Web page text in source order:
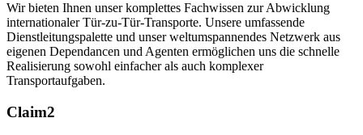
Wir bieten Ihnen unser komplettes Fachwissen zur Abwicklung
internationaler Tür-zu-Tür-Transporte. Unsere umfassende
Dienstleitungspalette und unser weltumspannendes Netzwerk aus
eigenen Dependancen und Agenten ermöglichen uns die schnelle
Realisierung sowohl einfacher als auch komplexer
Transportaufgaben.
Claim2